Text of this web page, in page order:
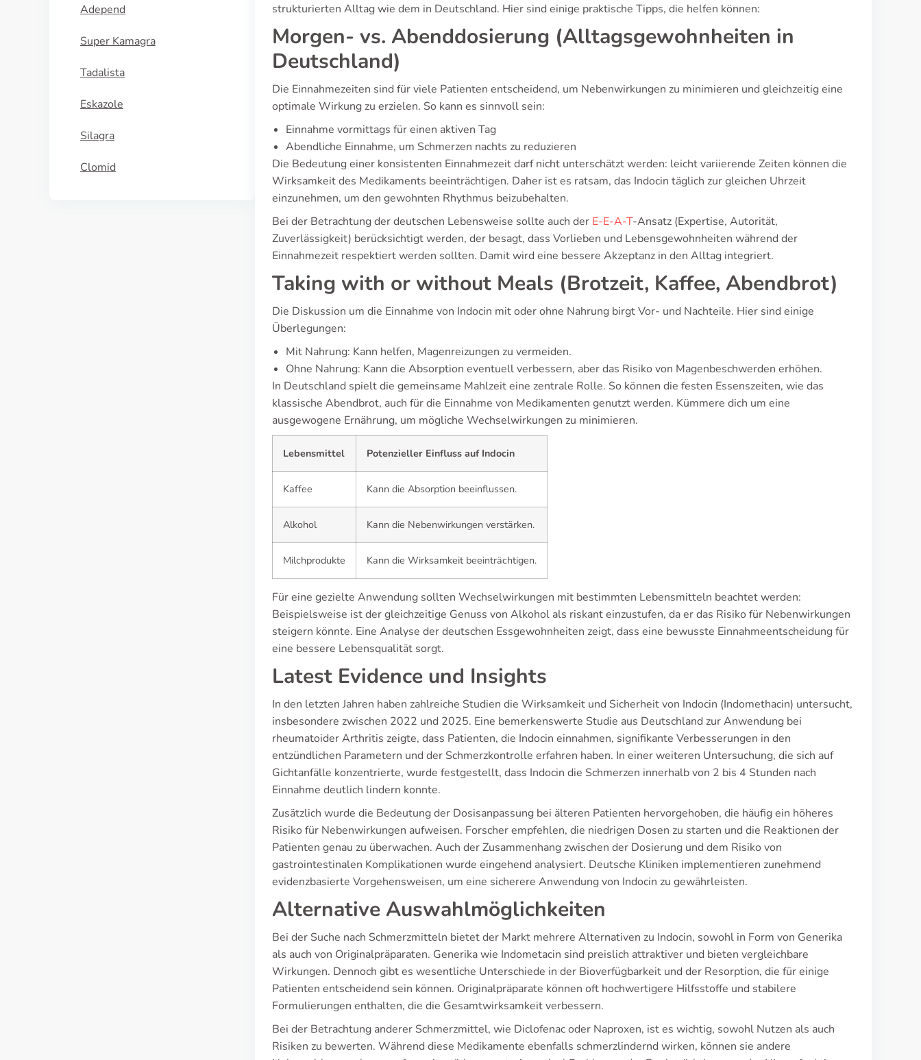
Adepend
Super Kamagra
Tadalista
Eskazole
Silagra
Clomid
strukturierten Alltag wie dem in Deutschland. Hier sind einige praktische Tipps, die helfen können:
Morgen- vs. Abenddosierung (Alltagsgewohnheiten in
Deutschland)
Die Einnahmezeiten sind für viele Patienten entscheidend, um Nebenwirkungen zu minimieren und gleichzeitig eine
optimale Wirkung zu erzielen. So kann es sinnvoll sein:
Einnahme vormittags für einen aktiven Tag
Abendliche Einnahme, um Schmerzen nachts zu reduzieren
Die Bedeutung einer konsistenten Einnahmezeit darf nicht unterschätzt werden: leicht variierende Zeiten können die
Wirksamkeit des Medikaments beeinträchtigen. Daher ist es ratsam, das Indocin täglich zur gleichen Uhrzeit
einzunehmen, um den gewohnten Rhythmus beizubehalten.
Bei der Betrachtung der deutschen Lebensweise sollte auch der E-E-A-T-Ansatz (Expertise, Autorität,
Zuverlässigkeit) berücksichtigt werden, der besagt, dass Vorlieben und Lebensgewohnheiten während der
Einnahmezeit respektiert werden sollten. Damit wird eine bessere Akzeptanz in den Alltag integriert.
Taking with or without Meals (Brotzeit, Kaffee, Abendbrot)
Die Diskussion um die Einnahme von Indocin mit oder ohne Nahrung birgt Vor- und Nachteile. Hier sind einige
Überlegungen:
Mit Nahrung: Kann helfen, Magenreizungen zu vermeiden.
Ohne Nahrung: Kann die Absorption eventuell verbessern, aber das Risiko von Magenbeschwerden erhöhen.
In Deutschland spielt die gemeinsame Mahlzeit eine zentrale Rolle. So können die festen Essenszeiten, wie das
klassische Abendbrot, auch für die Einnahme von Medikamenten genutzt werden. Kümmere dich um eine
ausgewogene Ernährung, um mögliche Wechselwirkungen zu minimieren.
Lebensmittel Potenzieller Einfluss auf Indocin
Kaffee Kann die Absorption beeinflussen.
Alkohol Kann die Nebenwirkungen verstärken.
Milchprodukte Kann die Wirksamkeit beeinträchtigen.
Für eine gezielte Anwendung sollten Wechselwirkungen mit bestimmten Lebensmitteln beachtet werden:
Beispielsweise ist der gleichzeitige Genuss von Alkohol als riskant einzustufen, da er das Risiko für Nebenwirkungen
steigern könnte. Eine Analyse der deutschen Essgewohnheiten zeigt, dass eine bewusste Einnahmeentscheidung für
eine bessere Lebensqualität sorgt.
Latest Evidence und Insights
In den letzten Jahren haben zahlreiche Studien die Wirksamkeit und Sicherheit von Indocin (Indomethacin) untersucht,
insbesondere zwischen 2022 und 2025. Eine bemerkenswerte Studie aus Deutschland zur Anwendung bei
rheumatoider Arthritis zeigte, dass Patienten, die Indocin einnahmen, signifikante Verbesserungen in den
entzündlichen Parametern und der Schmerzkontrolle erfahren haben. In einer weiteren Untersuchung, die sich auf
Gichtanfälle konzentrierte, wurde festgestellt, dass Indocin die Schmerzen innerhalb von 2 bis 4 Stunden nach
Einnahme deutlich lindern konnte.
Zusätzlich wurde die Bedeutung der Dosisanpassung bei älteren Patienten hervorgehoben, die häufig ein höheres
Risiko für Nebenwirkungen aufweisen. Forscher empfehlen, die niedrigen Dosen zu starten und die Reaktionen der
Patienten genau zu überwachen. Auch der Zusammenhang zwischen der Dosierung und dem Risiko von
gastrointestinalen Komplikationen wurde eingehend analysiert. Deutsche Kliniken implementieren zunehmend
evidenzbasierte Vorgehensweisen, um eine sicherere Anwendung von Indocin zu gewährleisten.
Alternative Auswahlmöglichkeiten
Bei der Suche nach Schmerzmitteln bietet der Markt mehrere Alternativen zu Indocin, sowohl in Form von Generika
als auch von Originalpräparaten. Generika wie Indometacin sind preislich attraktiver und bieten vergleichbare
Wirkungen. Dennoch gibt es wesentliche Unterschiede in der Bioverfügbarkeit und der Resorption, die für einige
Patienten entscheidend sein können. Originalpräparate können oft hochwertigere Hilfsstoffe und stabilere
Formulierungen enthalten, die die Gesamtwirksamkeit verbessern.
Bei der Betrachtung anderer Schmerzmittel, wie Diclofenac oder Naproxen, ist es wichtig, sowohl Nutzen als auch
Risiken zu bewerten. Während diese Medikamente ebenfalls schmerzlindernd wirken, können sie andere